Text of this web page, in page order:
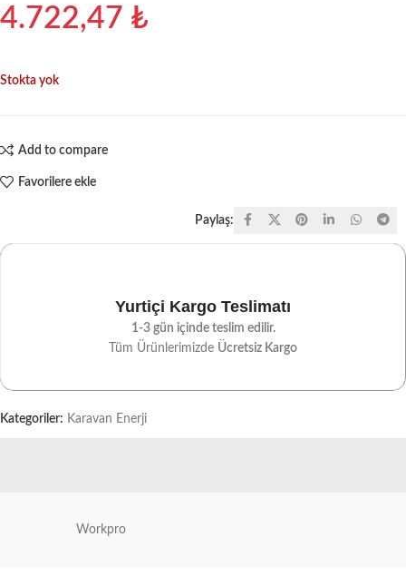
4.722,47 ₺
Stokta yok
Add to compare
Favorilere ekle
Paylaş:
Yurtiçi Kargo Teslimatı
1-3 gün içinde teslim edilir.
Tüm Ürünlerimizde Ücretsiz Kargo
Kategoriler: Karavan Enerji
Workpro